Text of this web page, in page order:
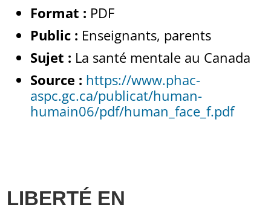
Format : PDF
Public : Enseignants, parents
Sujet : La santé mentale au Canada
Source : https://www.phac-
aspc.gc.ca/publicat/human-
humain06/pdf/human_face_f.pdf
LIBERTÉ EN